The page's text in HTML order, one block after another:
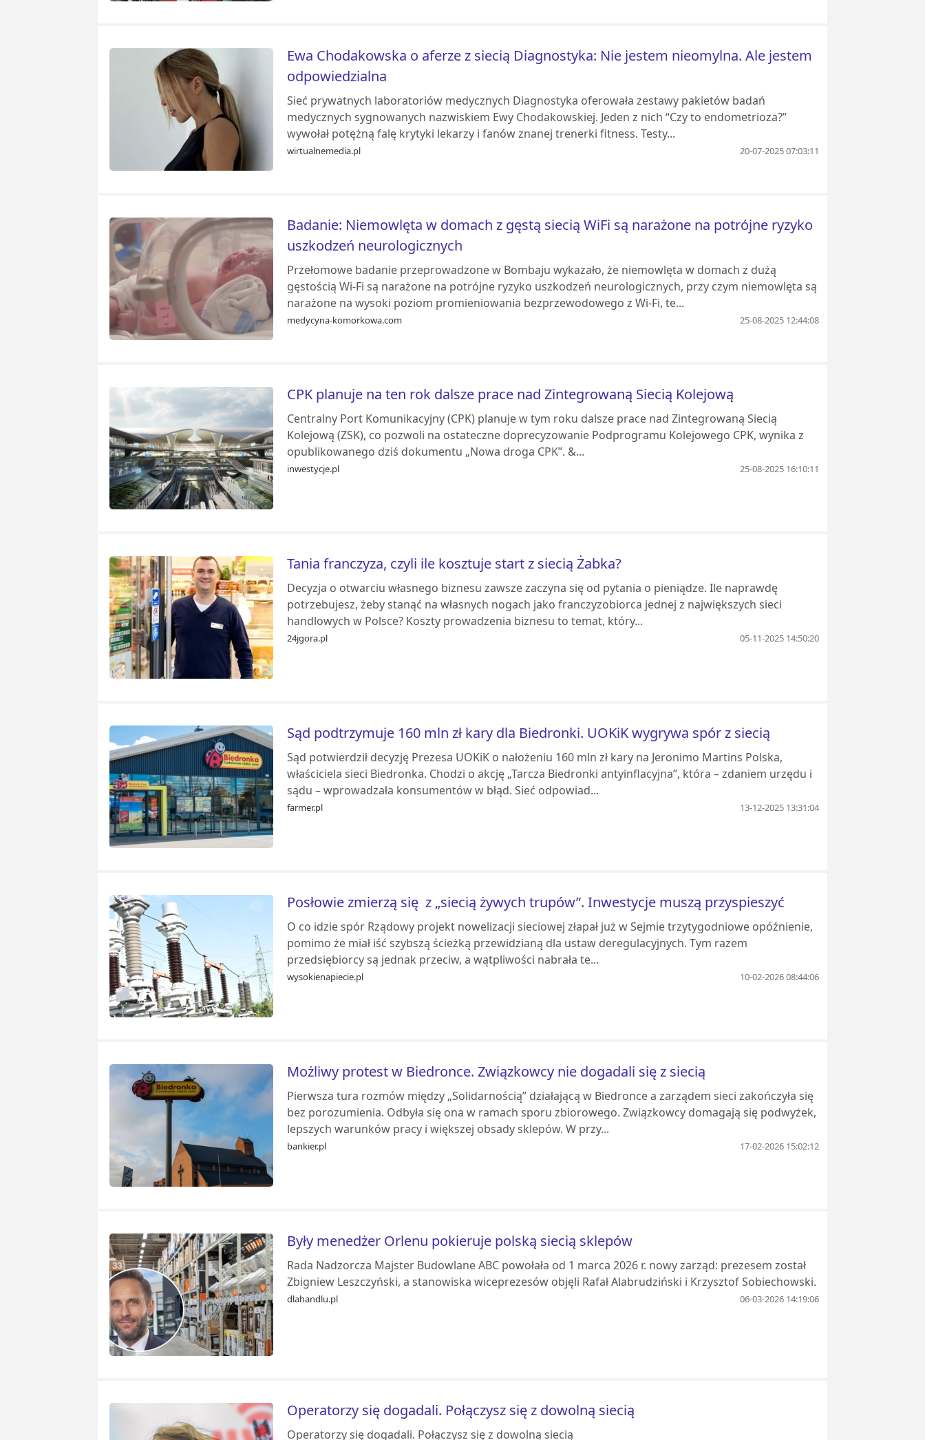
Ewa Chodakowska o aferze z siecią Diagnostyka: Nie jestem nieomylna. Ale jestem
odpowiedzialna
Sieć prywatnych laboratoriów medycznych Diagnostyka oferowała zestawy pakietów badań
medycznych sygnowanych nazwiskiem Ewy Chodakowskiej. Jeden z nich “Czy to endometrioza?”
wywołał potężną falę krytyki lekarzy i fanów znanej trenerki fitness. Testy...
wirtualnemedia.pl 20-07-2025 07:03:11
Badanie: Niemowlęta w domach z gęstą siecią WiFi są narażone na potrójne ryzyko
uszkodzeń neurologicznych
Przełomowe badanie przeprowadzone w Bombaju wykazało, że niemowlęta w domach z dużą
gęstością Wi-Fi są narażone na potrójne ryzyko uszkodzeń neurologicznych, przy czym niemowlęta są
narażone na wysoki poziom promieniowania bezprzewodowego z Wi-Fi, te...
medycyna-komorkowa.com 25-08-2025 12:44:08
CPK planuje na ten rok dalsze prace nad Zintegrowaną Siecią Kolejową
Centralny Port Komunikacyjny (CPK) planuje w tym roku dalsze prace nad Zintegrowaną Siecią
Kolejową (ZSK), co pozwoli na ostateczne doprecyzowanie Podprogramu Kolejowego CPK, wynika z
opublikowanego dziś dokumentu „Nowa droga CPK”. &...
inwestycje.pl 25-08-2025 16:10:11
Tania franczyza, czyli ile kosztuje start z siecią Żabka?
Decyzja o otwarciu własnego biznesu zawsze zaczyna się od pytania o pieniądze. Ile naprawdę
potrzebujesz, żeby stanąć na własnych nogach jako franczyzobiorca jednej z największych sieci
handlowych w Polsce? Koszty prowadzenia biznesu to temat, który...
24jgora.pl 05-11-2025 14:50:20
Sąd podtrzymuje 160 mln zł kary dla Biedronki. UOKiK wygrywa spór z siecią
Sąd potwierdził decyzję Prezesa UOKiK o nałożeniu 160 mln zł kary na Jeronimo Martins Polska,
właściciela sieci Biedronka. Chodzi o akcję „Tarcza Biedronki antyinflacyjna”, która – zdaniem urzędu i
sądu – wprowadzała konsumentów w błąd. Sieć odpowiad...
farmer.pl 13-12-2025 13:31:04
Posłowie zmierzą się z „siecią żywych trupów”. Inwestycje muszą przyspieszyć
O co idzie spór Rządowy projekt nowelizacji sieciowej złapał już w Sejmie trzytygodniowe opóźnienie,
pomimo że miał iść szybszą ścieżką przewidzianą dla ustaw deregulacyjnych. Tym razem
przedsiębiorcy są jednak przeciw, a wątpliwości nabrała te...
wysokienapiecie.pl 10-02-2026 08:44:06
Możliwy protest w Biedronce. Związkowcy nie dogadali się z siecią
Pierwsza tura rozmów między „Solidarnością” działającą w Biedronce a zarządem sieci zakończyła się
bez porozumienia. Odbyła się ona w ramach sporu zbiorowego. Związkowcy domagają się podwyżek,
lepszych warunków pracy i większej obsady sklepów. W przy...
bankier.pl 17-02-2026 15:02:12
Były menedżer Orlenu pokieruje polską siecią sklepów
Rada Nadzorcza Majster Budowlane ABC powołała od 1 marca 2026 r. nowy zarząd: prezesem został
Zbigniew Leszczyński, a stanowiska wiceprezesów objęli Rafał Alabrudziński i Krzysztof Sobiechowski.
dlahandlu.pl 06-03-2026 14:19:06
Operatorzy się dogadali. Połączysz się z dowolną siecią
Operatorzy się dogadali. Połączysz się z dowolną siecią